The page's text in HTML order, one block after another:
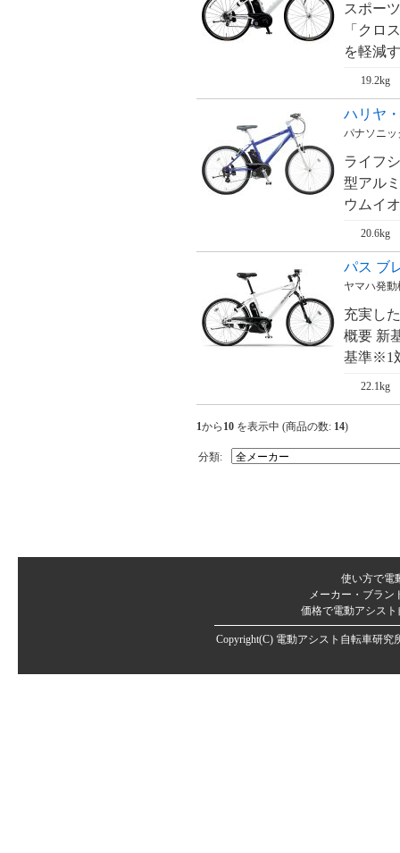
スポー
「クロ
を軽減
19.2kg
ハリヤ
パナソニッ
ライフ
型アル
ウムイ
20.6kg
パス ブ
ヤマハ発
充実し
概要 新
基準※1
22.1kg
1から 10 を表示中 (商品の数: 14)
分類:
使い方で電
メーカー・ブラ
価格で電動アシス
Copyright(C) 電動アシスト自転車研究